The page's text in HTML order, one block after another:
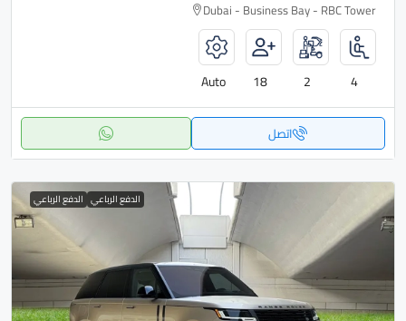
Dubai - Business Bay - RBC Tower
4
2
18
Auto
اتصل
الدفع الرباعي الدفع الرباعي